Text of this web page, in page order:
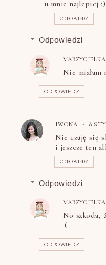
u mnie najlepiej :)
ODPOWIEDZ
Odpowiedzi
MARZYCIELKA
Nie miałam
ODPOWIEDZ
IWONA 8
Nie czuję się
i jeszcze ten
ODPOWIEDZ
Odpowiedzi
MARZYCIELKA
No szkoda,
:(
ODPOWIEDZ